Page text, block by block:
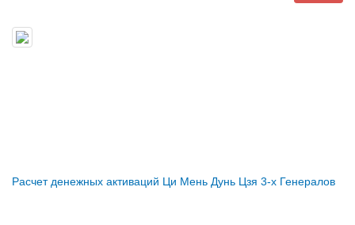
Расчет денежных активаций Ци Мень Дунь Цзя 3-х Генералов